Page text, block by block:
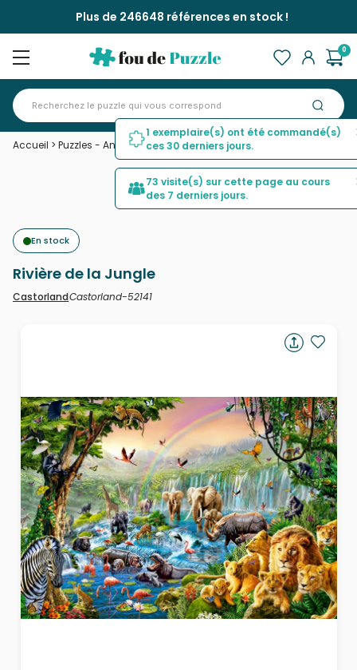
Plus de 246648 références en stock !
0
Accueil > Puzzles - Animaux sauvages>Rivière de la Jungle
En stock
Rivière de la Jungle
CastorlandCastorland-52141
1 exemplaire(s) ont été commandé(s)
ces 30 derniers jours.
73 visite(s) sur cette page au cours
des 7 derniers jours.